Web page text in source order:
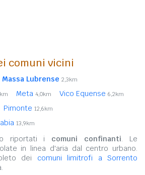
comuni vicini
Massa Lubrense 2,3km
Meta 4,0km Vico Equense 6,2km
Pimonte 12,6km
13,9km
riportati i comuni confinanti. Le
in linea d'aria dal centro urbano.
dei comuni limitrofi a Sorrento